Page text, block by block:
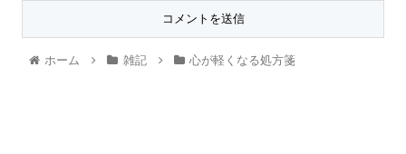
ホーム 雑記 心が軽くなる処方箋